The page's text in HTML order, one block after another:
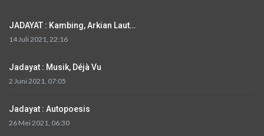
JADAYAT : Kambing, Arkian Laut…
14 Juli 2021, 22:16
Jadayat : Musik, Déjà Vu
2 Juni 2021, 07:05
Jadayat : Autopoesis
26 Mei 2021, 06:30